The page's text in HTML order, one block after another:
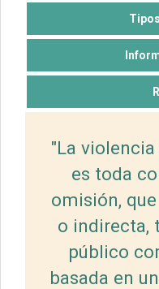
"La
es toda
omisión,
o indirecta,
público
basada en